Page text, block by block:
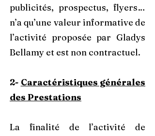
publicités, prospectus, flyers…
n’a qu’une valeur informative de
l’activité proposée par Gladys
Bellamy et est non contractuel.
2- Caractéristiques générales
des Prestations
La finalité de l’activité de